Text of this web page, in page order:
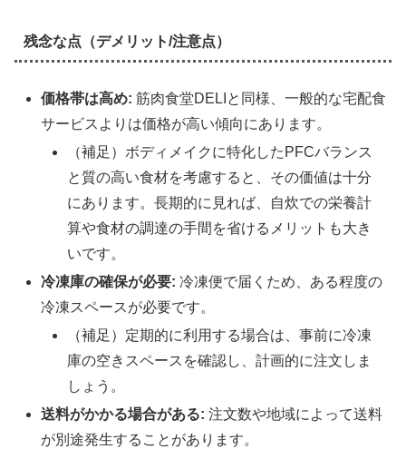
残念な点（デメリット/注意点）
価格帯は高め: 筋肉食堂DELIと同様、一般的な宅配食
サービスよりは価格が高い傾向にあります。
（補足）ボディメイクに特化したPFCバランス
と質の高い食材を考慮すると、その価値は十分
にあります。長期的に見れば、自炊での栄養計
算や食材の調達の手間を省けるメリットも大き
いです。
冷凍庫の確保が必要: 冷凍便で届くため、ある程度の
冷凍スペースが必要です。
（補足）定期的に利用する場合は、事前に冷凍
庫の空きスペースを確認し、計画的に注文しま
しょう。
送料がかかる場合がある: 注文数や地域によって送料
が別途発生することがあります。